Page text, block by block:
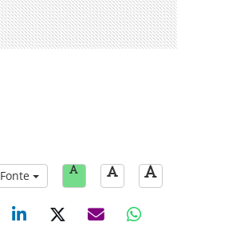
Fonte